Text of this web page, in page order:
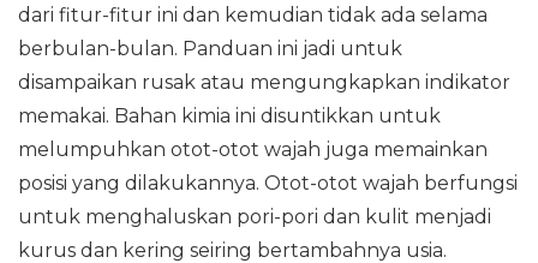
dari fitur-fitur ini dan kemudian tidak ada selama
berbulan-bulan. Panduan ini jadi untuk
disampaikan rusak atau mengungkapkan indikator
memakai. Bahan kimia ini disuntikkan untuk
melumpuhkan otot-otot wajah juga memainkan
posisi yang dilakukannya. Otot-otot wajah berfungsi
untuk menghaluskan pori-pori dan kulit menjadi
kurus dan kering seiring bertambahnya usia.